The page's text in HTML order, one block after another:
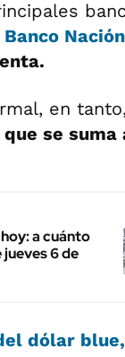
Banco Nación
en
se
a cuánto
6 de
dólar